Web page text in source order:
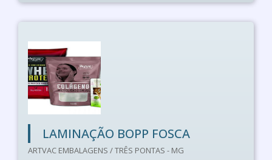
LAMINAÇÃO BOPP FOSCA
ARTVAC EMBALAGENS / TRÊS PONTAS - MG